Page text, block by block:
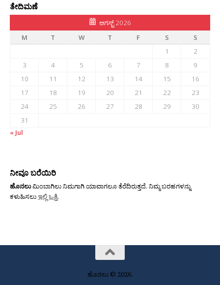
ತೇದಿಮಣೆ
ಆಗಸ್ಟ್ 2026
M
T W T F S
S
1
2
3
4 5 6 7 8
9
10
11 12 13 14 15
16
17
18 19 20 21 22
23
24
25 26 27 28 29
30
31
« Jul
ನೀವೂ ಬರೆಯಿರಿ
ಹೊನಲುಮಿಂಬಾಗಿಲು ನಿಮಗಾಗಿ ಯಾವಾಗಲೂ ತೆರೆದಿರುತ್ತದೆ. ನಿಮ್ಮ ಬರಹಗಳನ್ನು
ಕಳುಹಿಸಲುಇಲ್ಲಿ ಒತ್ತಿ.
ಹೊನಲು © 2026.